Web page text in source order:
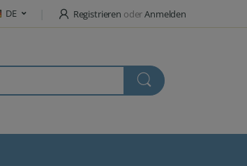
DE Registrieren oderAnmelden